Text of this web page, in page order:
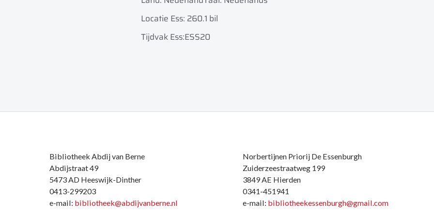
Locatie Ess: 260.1 bil
Tijdvak Ess:ESS20
Bibliotheek Abdij van Berne
Abdijstraat 49
5473 AD Heeswijk-Dinther
0413-299203
e-mail: bibliotheek@abdijvanberne.nl
Norbertijnen Priorij De Essenburgh
Zuiderzeestraatweg 199
3849 AE Hierden
0341-451941
e-mail: bibliotheekessenburgh@gmail.com